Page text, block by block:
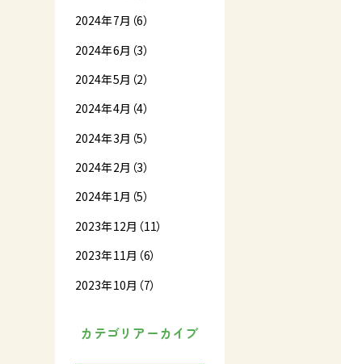
2024年7月（6）
2024年6月（3）
2024年5月（2）
2024年4月（4）
2024年3月（5）
2024年2月（3）
2024年1月（5）
2023年12月（11）
2023年11月（6）
2023年10月（7）
カテゴリアーカイブ